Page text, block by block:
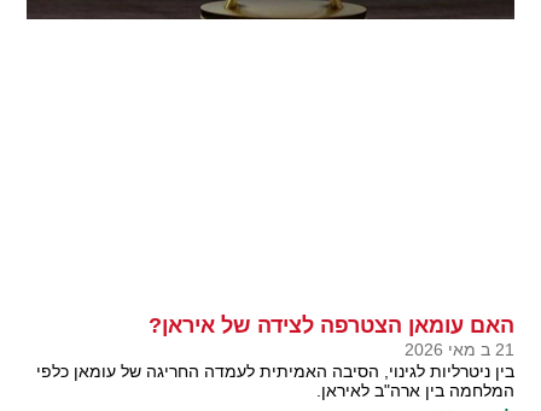
האם עומאן הצטרפה לצידה של איראן?
21 ב מאי 2026
בין ניטרליות לגינוי, הסיבה האמיתית לעמדה החריגה של עומאן כלפי
המלחמה בין ארה"ב לאיראן.